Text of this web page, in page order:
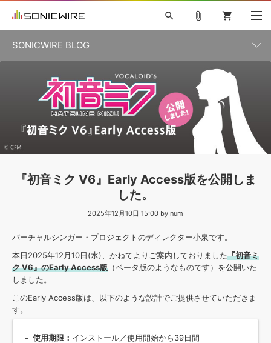
ソフト音源 »
プラグイン・エフェクト »
ソフトウェア／ツール »
DAW »
効果音 »
BGM »
キャンペーン »
特集 »
SONICWIREブログ »
製品サポート情報 »
FAQ »
お問い合わせ »
楽曲配信流通サービス
search
初音ミク V4X 鏡音リン・レン V4X
巡音ルカ V4X
ボーカル抜き出し
MEIKO V3 KAITO V3
MASSIVE
SYLENTH1
VOCALOID VIENNA
ライセンスフリーBGM
TOONTRACK
サンプルパックを試そう
MUTANT
KOTO NATION
プラグイン・エフェクト
ソフトウェア／ツール DAW 効果音
attach_file shopping_cart
SONICWIRE BLOG
カテゴリ一覧
記事一覧
『初音ミク V6』Early Access版を公開しま
した。
2025年12月10日 15:00 by num
バーチャルシンガー・プロジェクトのディレクター小泉です。
本日2025年12月10日(水)、かねてよりご案内しておりました『初音ミ
ク V6』のEarly Access版 （ベータ版のようなものです）を公開いた
しました。
このEarly Access版は、以下のような設計でご提供させていただきま
す。
使用期限： インストール／使用開始から39日間